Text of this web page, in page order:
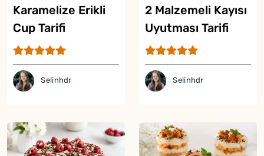
Karamelize Erikli
Cup Tarifi
Selinhdr
2 Malzemeli Kayısı
Uyutması Tarifi
Selinhdr